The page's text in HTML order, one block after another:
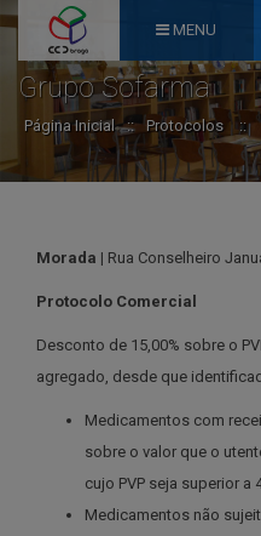
MENU
Grupo Sofarma
Página Inicial :: Protocolos ::
Morada | Rua Conselheiro
Protocolo Comercial
Desconto de 15,00% sobre o
agregado, desde que
Medicamentos com
sobre o valor que o
cujo PVP seja superior a
Medicamentos não